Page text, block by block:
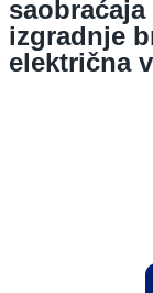
izgradnje
električna